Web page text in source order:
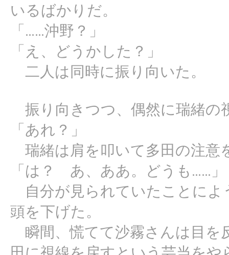
いるばかりだ。
「……沖野？」
「え、どうかした？」
二人は同時に振り向いた。
振り向きつつ、偶然に瑞緒の
「あれ？」
瑞緒は肩を叩いて多田の注意
「は？ あ、ああ。どうも……」
自分が見られていたことによ
頭を下げた。
瞬間、慌てて沙霧さんは目を